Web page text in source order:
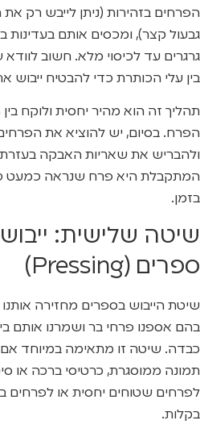
הפרחים בזהירות (ניתן לייבש רק
גבעול קצר), ומכסים אותם
גרגרים עד לכיסוי מלא. חשוב לוודא
בין עלי הכותרת כדי להבטיח ייבוש
הפרח. בסיום, יש להוציא את
ולהבריש את שאריות האבקה
המתקבלת היא פרח שנראה כמעט
בזמן.
שיטה שלישית:
ספרים (Pressing)
שיטת הייבוש בספרים מחזירה
בהם אספנו פרחי בר ושמרנו אותם
כבדה. שיטה זו מתאימה במיוחד אם
תמונה ממוסגרת, כרטיסי ברכה או
לפרחים שטוחים יחסית או לפרחים
בקלות.